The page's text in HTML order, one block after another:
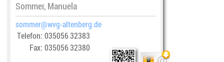
Sommer, Manuela
sommer@­wvg-altenberg.de
Telefon: 035056 32383
Fax: 035056 32380